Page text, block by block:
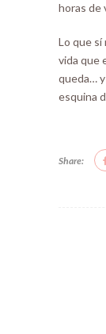
horas de
Lo que sí
vida que
queda…
esquina
Share: